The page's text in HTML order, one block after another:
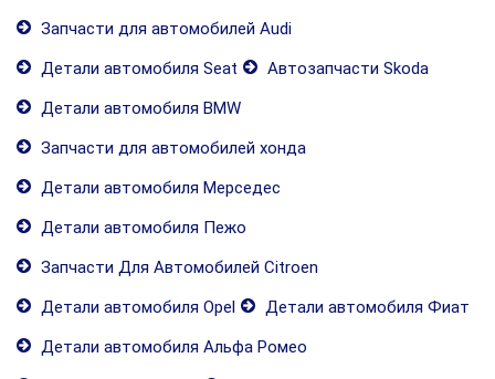
Запчасти для автомобилей Audi
Детали автомобиля Seat
Автозапчасти Skoda
Детали автомобиля BMW
Запчасти для автомобилей хонда
Детали автомобиля Мерседес
Детали автомобиля Пежо
Запчасти Для Автомобилей Citroen
Детали автомобиля Opel
Детали автомобиля Фиат
Детали автомобиля Альфа Ромео